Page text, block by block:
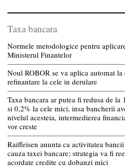
Taxa bancara
Normele metodologice pentru
Ministerul Finantelor
Noul ROBOR se va aplica automat
refinantare la cele in derulare
Taxa bancara ar putea fi redusa de
si 0,2% la cele mici, insa bancherii
nivelul acesteia, intermedierea
vor creste
Raiffeisen anunta ca activitatea
cauza taxei bancare; strategia va fi
acordate credite cu dobanzi mici